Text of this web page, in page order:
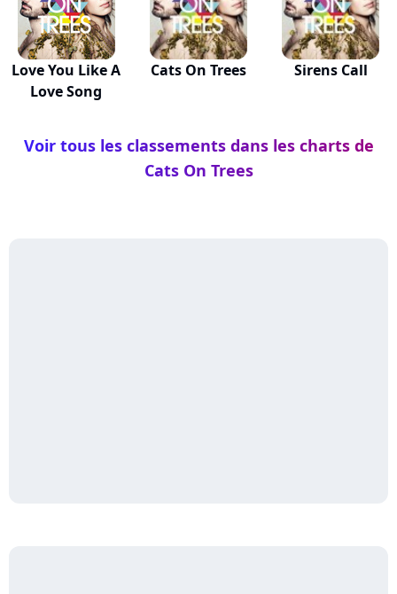
Love You Like A
Love Song
Cats On Trees Sirens Call
Voir tous les classements dans les charts de
Cats On Trees